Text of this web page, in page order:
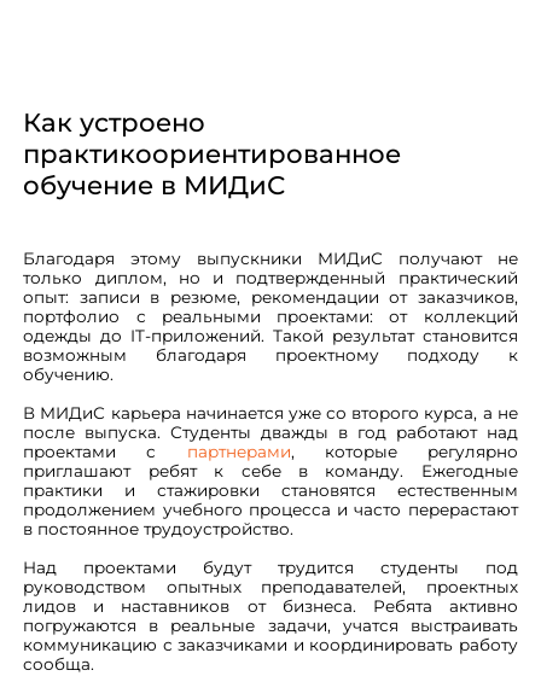
Как устроено
практикоориентированное
обучение в МИДиС
Благодаря этому выпускники МИДиС получают не
только диплом, но и подтвержденный практический
опыт: записи в резюме, рекомендации от заказчиков,
портфолио с реальными проектами: от коллекций
одежды до IT-приложений. Такой результат становится
возможным благодаря проектному подходу к
обучению.
В МИДиС карьера начинается уже со второго курса, а не
после выпуска. Студенты дважды в год работают над
проектами с партнерами, которые регулярно
приглашают ребят к себе в команду. Ежегодные
практики и стажировки становятся естественным
продолжением учебного процесса и часто перерастают
в постоянное трудоустройство.
Над проектами будут трудится студенты под
руководством опытных преподавателей, проектных
лидов и наставников от бизнеса. Ребята активно
погружаются в реальные задачи, учатся выстраивать
коммуникацию с заказчиками и координировать работу
сообща.